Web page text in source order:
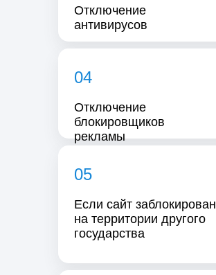
Отключение
антивирусов
Отключение
блокировщиков
рекламы
04
Если сайт заблокирован
на территории другого
государства
05